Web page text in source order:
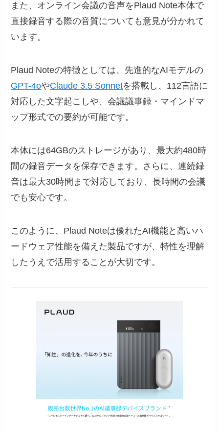
また、オンライン会議の音声をPlaud Note本体で
直接録音する際の音質についても意見が分かれて
います。
Plaud Noteの特徴としては、先進的なAIモデルの
GPT-4oやClaude 3.5 Sonnetを搭載し、112言語に
対応した文字起こしや、会議議事録・マインドマ
ップ形式での要約が可能です。
本体には64GBのストレージがあり、最大約480時
間の録音データを保存できます。さらに、連続録
音は最大30時間まで対応しており、長時間の会議
でも安心です。
このように、Plaud Noteは優れたAI機能と高いハ
ードウェア性能を備えた製品ですが、特性を理解
したうえで活用することが大切です。